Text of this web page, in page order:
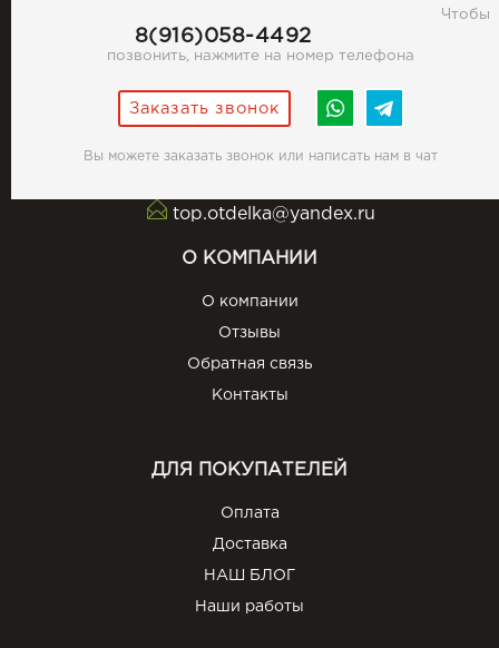
8(916)058-4492
Чтобы
позвонить, нажмите на номер телефона
Заказать звонок
Вы можете заказать звонок или написать нам в чат
top.otdelka@yandex.ru
О КОМПАНИИ
О компании
Отзывы
Обратная связь
Контакты
ДЛЯ ПОКУПАТЕЛЕЙ
Оплата
Доставка
НАШ БЛОГ
Наши работы